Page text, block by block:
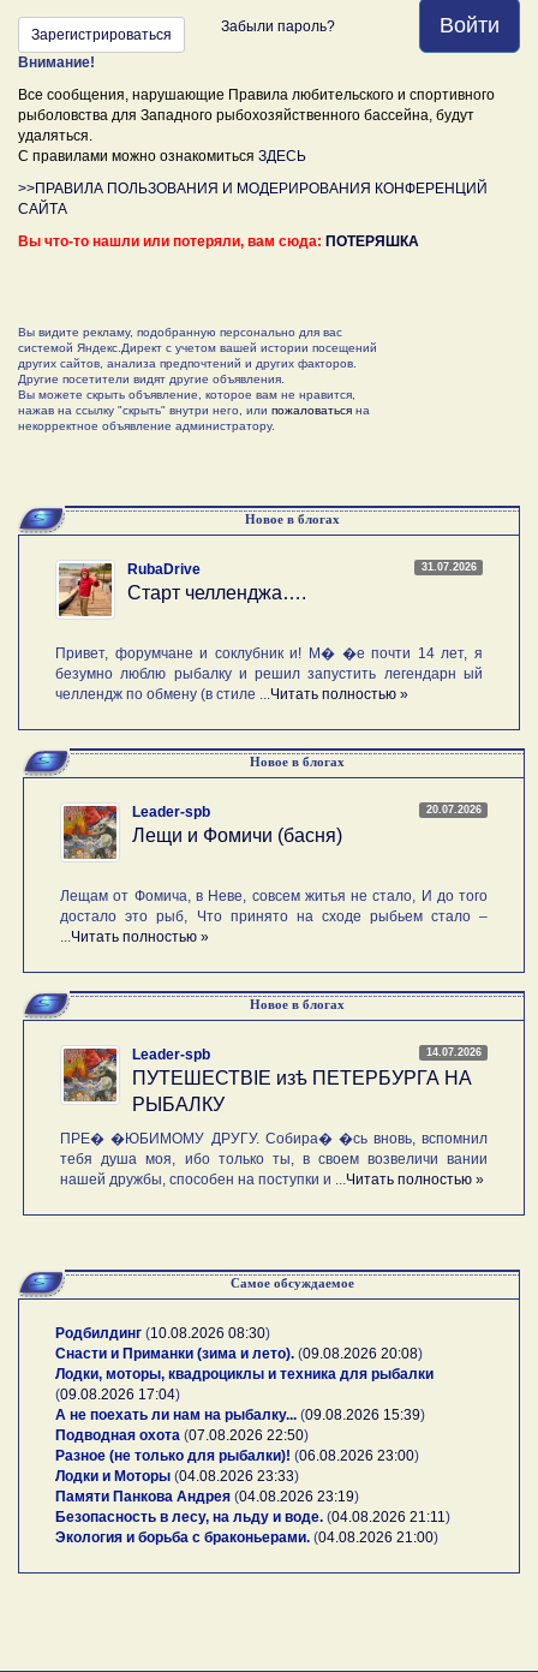
Войти
Зарегистрироваться Забыли пароль?
Внимание!
Все сообщения, нарушающие Правила любительского и спортивного
рыболовства для Западного рыбохозяйственного бассейна, будут
удаляться.
С правилами можно ознакомиться ЗДЕСЬ
>>ПРАВИЛА ПОЛЬЗОВАНИЯ И МОДЕРИРОВАНИЯ КОНФЕРЕНЦИЙ
САЙТА
Вы что-то нашли или потеряли, вам сюда: ПОТЕРЯШКА
Вы видите рекламу, подобранную персонально для вас
системой Яндекс.Директ с учетом вашей истории посещений
других сайтов, анализа предпочтений и других факторов.
Другие посетители видят другие объявления.
Вы можете скрыть объявление, которое вам не нравится,
нажав на ссылку "скрыть" внутри него, или пожаловаться на
некорректное объявление администратору.
Новое в блогах
31.07.2026
RubaDrive
Старт челленджа….
Привет, форумчане и соклубник и! М� �е почти 14 лет, я
безумно люблю рыбалку и решил запустить легендарн ый
челлендж по обмену (в стиле ... Читать полностью »
Новое в блогах
20.07.2026
Leader-spb
Лещи и Фомичи (басня)
Лещам от Фомича, в Неве, совсем житья не стало, И до того
достало это рыб, Что принято на сходе рыбьем стало –
Читать полностью »
Новое в блогах
14.07.2026
Leader-spb
ПУТЕШЕСТВIE изѣ ПЕТЕРБУРГА НА
РЫБАЛКУ
ПРЕ� �ЮБИМОМУ ДРУГУ. Собира� �сь вновь, вспомнил
тебя душа моя, ибо только ты, в своем возвеличи вании
нашей дружбы, способен на поступки и ... Читать полностью »
Самое обсуждаемое
Родбилдинг (10.08.2026 08:30)
Снасти и Приманки (зима и лето). (09.08.2026 20:08)
Лодки, моторы, квадроциклы и техника для рыбалки
(09.08.2026 17:04)
А не поехать ли нам на рыбалку... (09.08.2026 15:39)
Подводная охота (07.08.2026 22:50)
Разное (не только для рыбалки)! (06.08.2026 23:00)
Лодки и Моторы (04.08.2026 23:33)
Памяти Панкова Андрея (04.08.2026 23:19)
Безопасность в лесу, на льду и воде. (04.08.2026 21:11 )
Экология и борьба с браконьерами. (04.08.2026 21:00)